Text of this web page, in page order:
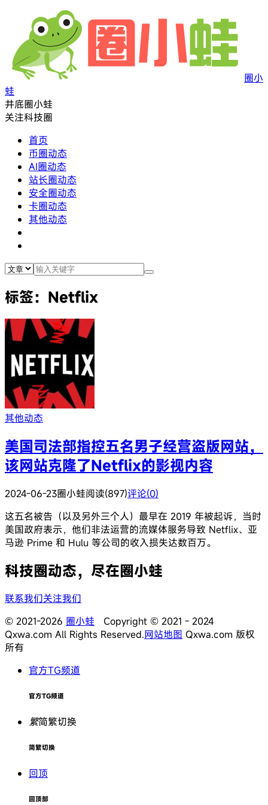
圈小
蛙
井底圈小蛙
关注科技圈
首页
币圈动态
AI圈动态
站长圈动态
安全圈动态
卡圈动态
其他动态
标签：Netflix
其他动态
美国司法部指控五名男子经营盗版网站，
该网站克隆了Netflix的影视内容
2024-06-23圈小蛙阅读(897)评论(0)
这五名被告（以及另外三个人）最早在 2019 年被起诉，当时
美国政府表示，他们非法运营的流媒体服务导致 Netflix、亚
马逊 Prime 和 Hulu 等公司的收入损失达数百万。
科技圈动态，尽在圈小蛙
联系我们关注我们
© 2021-2026 圈小蛙 Copyright © 2021 - 2024
Qxwa.com All Rights Reserved.网站地图 Qxwa.com 版权
所有
官方TG频道
官方TG频道
繁简繁切换
简繁切换
回顶
回顶部